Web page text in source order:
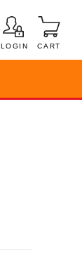
LOGIN CART